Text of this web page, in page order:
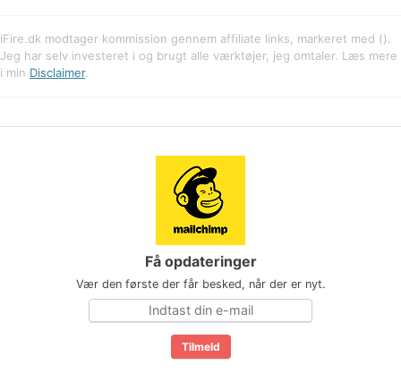
iFire.dk modtager kommission gennem affiliate links, markeret med ().
Jeg har selv investeret i og brugt alle værktøjer, jeg omtaler. Læs mere
i min Disclaimer.
Få opdateringer
Vær den første der får besked, når der er nyt.